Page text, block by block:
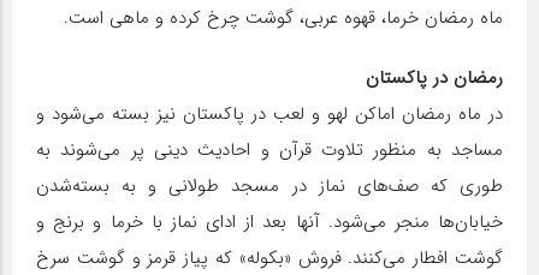
ماه رمضان خرما، قهوه عربی، گوشت چرخ کرده و ماهی است.
رمضان در پاکستان
در ماه رمضان اماکن لهو و لعب در پاکستان نیز بسته می‌شود و
مساجد به منظور تلاوت قرآن و احادیث دینی پر می‌شوند به
طوری که صف‌های نماز در مسجد طولانی و به بسته‌شدن
خیابان‌ها منجر می‌شود. آنها بعد از ادای نماز با خرما و برنج و
گوشت افطار می‌کنند. فروش «بکوله» که پیاز قرمز و گوشت سرخ